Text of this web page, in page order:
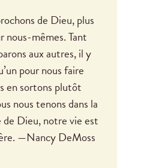
de Dieu, plus
nous-mêmes. Tant
aux autres, il y
pour nous faire
en sortons plutôt
nous tenons dans la
Dieu, notre vie est
—Nancy DeMoss